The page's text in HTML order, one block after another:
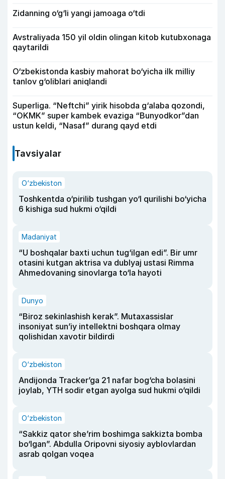
Zidanning o‘g‘li yangi jamoaga o‘tdi
Avstraliyada 150 yil oldin olingan kitob kutubxonaga
qaytarildi
O‘zbekistonda kasbiy mahorat bo‘yicha ilk milliy
tanlov g‘oliblari aniqlandi
Superliga. “Neftchi” yirik hisobda g‘alaba qozondi,
“OKMK” super kambek evaziga “Bunyodkor”dan
ustun keldi, “Nasaf” durang qayd etdi
Tavsiyalar
O‘zbekiston
Toshkentda o‘pirilib tushgan yo‘l qurilishi bo‘yicha
6 kishiga sud hukmi o‘qildi
Madaniyat
“U boshqalar baxti uchun tug‘ilgan edi”. Bir umr
otasini kutgan aktrisa va dublyaj ustasi Rimma
Ahmedovaning sinovlarga to‘la hayoti
Dunyo
“Biroz sekinlashish kerak”. Mutaxassislar
insoniyat sun’iy intellektni boshqara olmay
qolishidan xavotir bildirdi
O‘zbekiston
Andijonda Tracker’ga 21 nafar bog‘cha bolasini
joylab, YTH sodir etgan ayolga sud hukmi o‘qildi
O‘zbekiston
“Sakkiz qator she’rim boshimga sakkizta bomba
bo‘lgan”. Abdulla Oripovni siyosiy ayblovlardan
asrab qolgan voqea